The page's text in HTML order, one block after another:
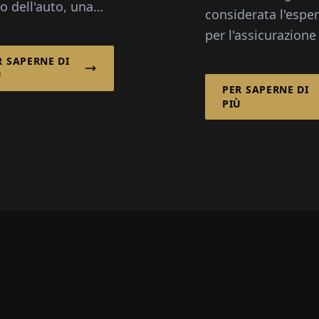
dell'auto, una
medica
si aspettano
soluzione
SAPERNE DI
considerata
per
di istituzioni
profit in Belgio. In
consiste i...
PER SAPERNE DI
PIÙ